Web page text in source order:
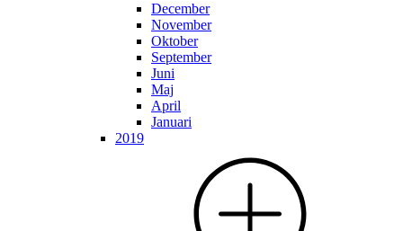
December
November
Oktober
September
Juni
Maj
April
Januari
2019